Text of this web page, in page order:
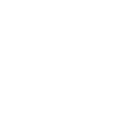
のタイム
変更して
されませ
場合は、
エクスポ
ジュール